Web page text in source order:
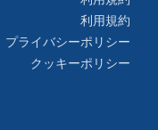
利用規約
プライバシーポリシー
クッキーポリシー